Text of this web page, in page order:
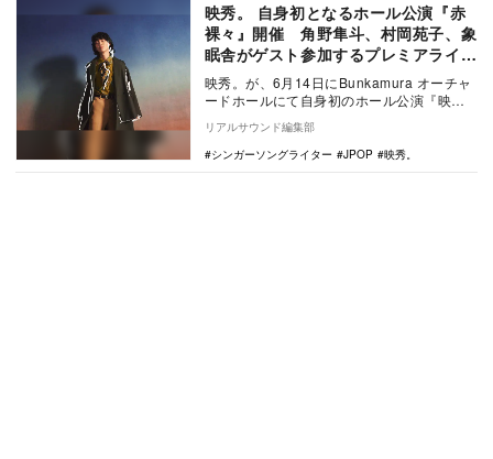
映秀。 自身初となるホール公演『赤
裸々』開催 角野隼斗、村岡苑子、象
眠舎がゲスト参加するプレミアライブ
に
映秀。が、6月14日にBunkamura オーチャ
ードホールにて自身初のホール公演『映
秀。一夜限りのプレミアライブ「赤
裸々」』 …
リアルサウンド編集部
シンガーソングライター
JPOP 映秀。